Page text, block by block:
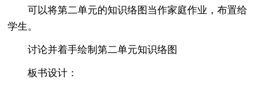
可以将第二单元的知识络图当作家庭作业，布置给
学生。
讨论并着手绘制第二单元知识络图
板书设计：